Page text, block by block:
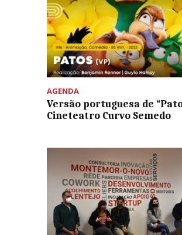
AGENDA
Versão portuguesa de
Cineteatro Curvo Semedo